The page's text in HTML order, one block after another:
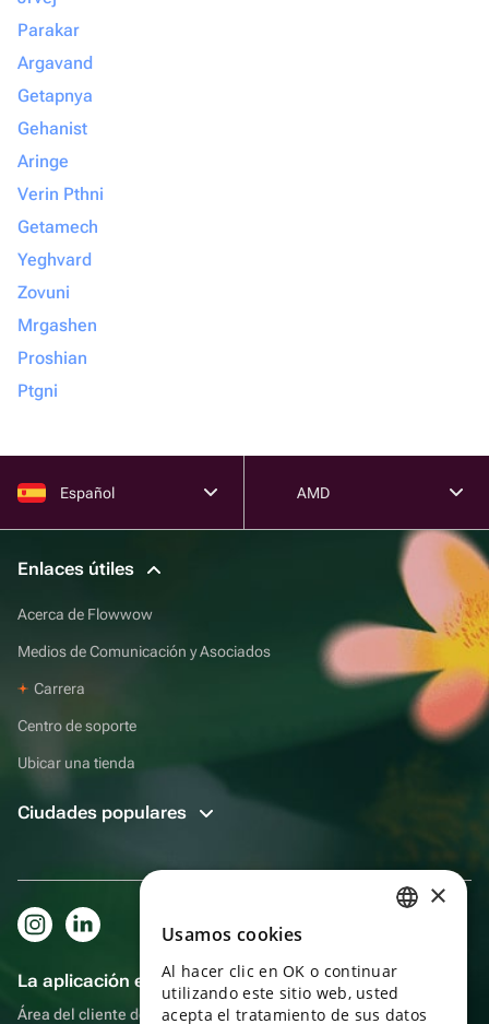
Parakar
Argavand
Getapnya
Gehanist
Aringe
Verin Pthni
Getamech
Yeghvard
Zovuni
Mrgashen
Proshian
Ptgni
Español AMD
Enlaces útiles
Acerca de Flowwow
Medios de Comunicación y Asociados
Carrera
Centro de soporte
Ubicar una tienda
Ciudades populares
La aplicación es aún más práctica.
Área del cliente del destinatario, más bonos por compras y
ENGLISH
UKRAINIAN
×
Usamos cookies
Al hacer clic en OK o continuar
utilizando este sitio web, usted
acepta el tratamiento de sus datos